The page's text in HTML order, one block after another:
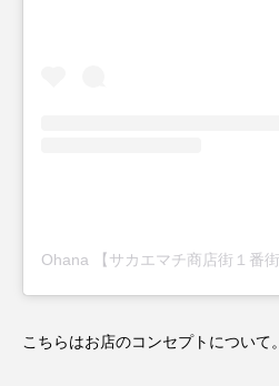
こちらはお店のコンセプトについて。